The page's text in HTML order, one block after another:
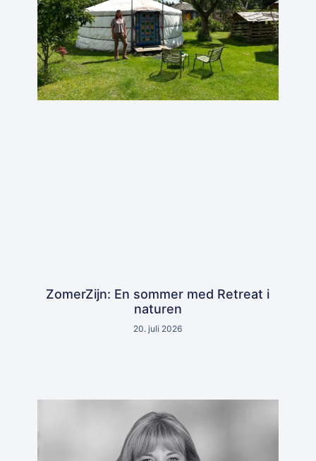
ZomerZijn: En sommer med Retreat i
naturen
20. juli 2026